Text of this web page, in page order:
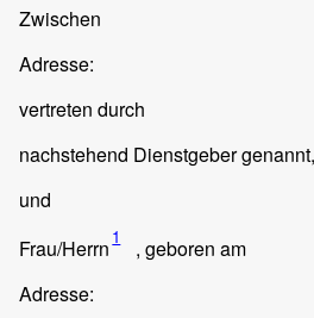
Zwischen
Adresse:
vertreten durch
nachstehend Dienstgeber genannt,
und
Frau/Herrn 1
, geboren am
Adresse: